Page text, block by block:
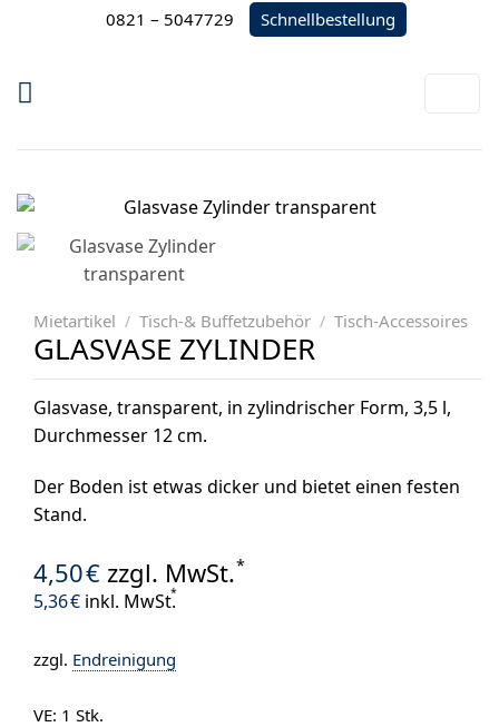
0821 – 5047729 Schnellbestellung
Mietartikel / Tisch-& Buffetzubehör / Tisch-Accessoires
GLASVASE ZYLINDER
Glasvase, transparent, in zylindrischer Form, 3,5 l,
Durchmesser 12 cm.
Der Boden ist etwas dicker und bietet einen festen
Stand.
4,50€ zzgl. MwSt.*
5,36€ inkl. MwSt.*
zzgl. Endreinigung
VE: 1 Stk.